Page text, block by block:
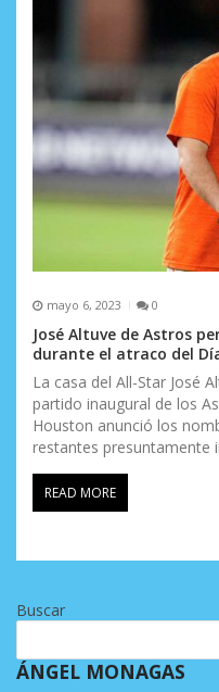
mayo 6, 2023 0
José Altuve de Astros
durante el atraco del
La casa del All-Star José
partido inaugural de los
Houston anunció los
restantes presuntamente
READ MORE
Buscar
ÁNGEL MONAGAS